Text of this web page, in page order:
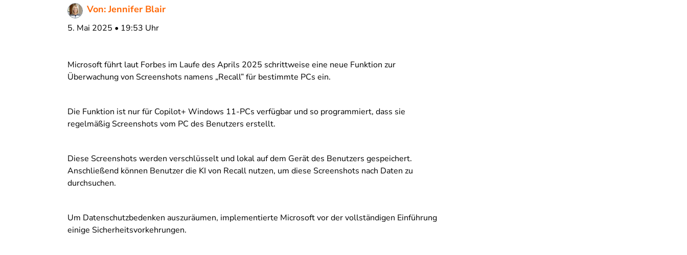
Von: Jennifer Blair
5. Mai 2025 • 19:53 Uhr
Microsoft führt laut Forbes im Laufe des Aprils 2025 schrittweise eine neue Funktion zur
Überwachung von Screenshots namens „Recall” für bestimmte PCs ein.
Die Funktion ist nur für Copilot+ Windows 11-PCs verfügbar und so programmiert, dass sie
regelmäßig Screenshots vom PC des Benutzers erstellt.
Diese Screenshots werden verschlüsselt und lokal auf dem Gerät des Benutzers gespeichert.
Anschließend können Benutzer die KI von Recall nutzen, um diese Screenshots nach Daten zu
durchsuchen.
Um Datenschutzbedenken auszuräumen, implementierte Microsoft vor der vollständigen Einführung
einige Sicherheitsvorkehrungen.